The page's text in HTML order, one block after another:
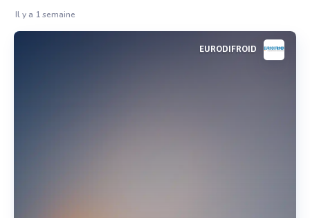
Il y a 1 semaine
EURODIFROID